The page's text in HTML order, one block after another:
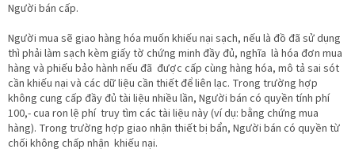
Người bán cấp.
Người mua sẽ giao hàng hóa muốn khiếu nại sạch, nếu là đồ đã sử dụng
thì phải làm sạch kèm giấy tờ chứng minh đầy đủ, nghĩa là hóa đơn mua
hàng và phiếu bảo hành nếu đã được cấp cùng hàng hóa, mô tả sai sót
cần khiếu nại và các dữ liệu cần thiết để liên lạc. Trong trường hợp
không cung cấp đầy đủ tài liệu nhiều lần, Người bán có quyền tính phí
100,- cua ron lệ phí truy tìm các tài liệu này (ví dụ: bằng chứng mua
hàng). Trong trường hợp giao nhận thiết bị bẩn, Người bán có quyền từ
chối không chấp nhận khiếu nại.